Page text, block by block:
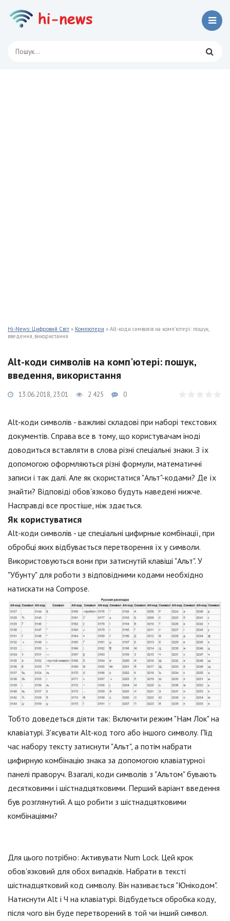
Hi-News: Цифровий Світ » Компютери » Alt-коди символів на комп'ютері: пошук,
введення, використання
Alt-коди символів на комп'ютері: пошук,
введення, використання
13.06.2018, 23:01 2 425 0
Alt-коди символів - важливі складові при наборі текстових
документів. Справа все в тому, що користувачам іноді
доводиться вставляти в слова різні спеціальні знаки. З їх
допомогою оформляються різні формули, математичні
записи і так далі. Але як скористатися "Альт"-кодами? Де їх
знайти? Відповіді обов'язково будуть наведені нижче.
Насправді все простіше, ніж здається.
Як користуватися
Alt-коди символів - це спеціальні цифирные комбінації, при
обробці яких відбувається перетворення їх у символи.
Використовуються вони при затиснутій клавіші "Альт". У
"Убунту" для роботи з відповідними кодами необхідно
натискати на Compose.
Тобто доведеться діяти так: Включити режим "Нам Лок" на
клавіатурі. З'ясувати Alt-код того або іншого символу. Під
час набору тексту затиснути "Альт", а потім набрати
цифирную комбінацію знака за допомогою клавіатурної
панелі праворуч. Взагалі, коди символів з "Альтом" бувають
десятковими і шістнадцятковими. Перший варіант введення
був розглянутий. А що робити з шістнадцятковими
комбінаціями?
Для цього потрібно: Активувати Num Lock. Цей крок
обов'язковий для обох випадків. Набрати в тексті
шістнадцятковий код символу. Він називається "Юнікодом".
Натиснути Alt і Ч на клавіатурі. Відбудеться обробка коду,
після чого він буде перетворений в той чи інший символ.